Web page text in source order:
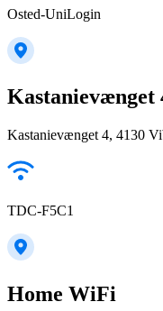
Osted-UniLogin
Kastanievænget
Kastanievænget 4, 4130
TDC-F5C1
Home WiFi